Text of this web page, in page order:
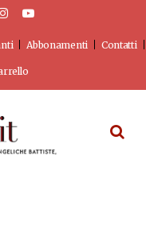
Abbonamenti Contatti